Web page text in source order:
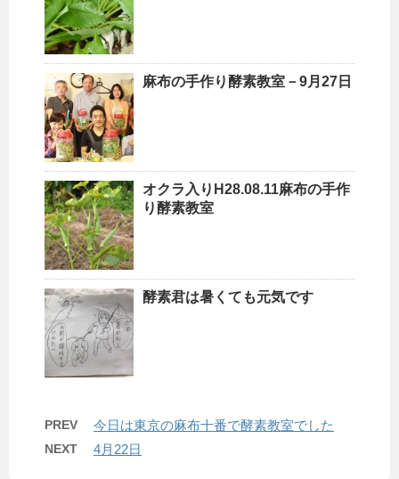
麻布の手作り酵素教室－9月27日
オクラ入りH28.08.11麻布の手作
り酵素教室
酵素君は暑くても元気です
PREV 今日は東京の麻布十番で酵素教室でした
NEXT 4月22日